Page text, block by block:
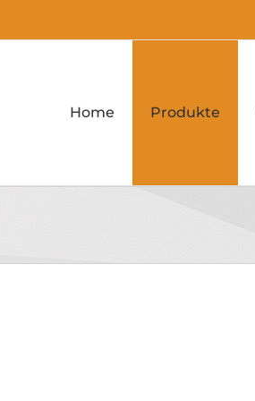
Home Produkte